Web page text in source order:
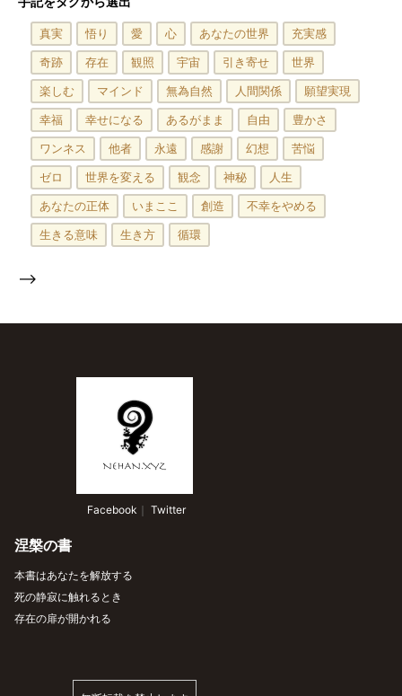
真実 悟り 愛 心 あなたの世界
充実感
奇跡
存在 観照 宇宙 引き寄せ
世界
楽しむ
マインド 無為自然 人間関係
願望実現
幸福
幸せになる あるがまま 自由
豊かさ
ワンネス
他者 永遠 感謝 幻想
苦悩
ゼロ
世界を変える 観念 神秘
人生
あなたの正体
いまここ 創造
不幸をやめる
生きる意味
生き方 循環
-->
Facebook ｜ Twitter
涅槃の書
本書はあなたを解放する
死の静寂に触れるとき
存在の扉が開かれる